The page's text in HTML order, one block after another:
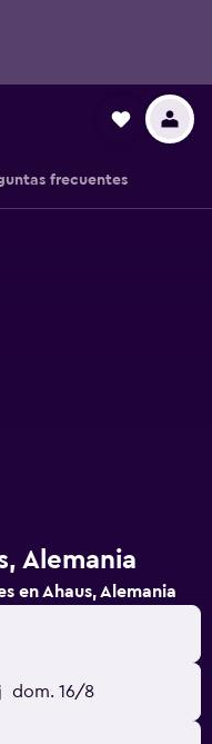
frecuentes
Alemania
en Ahaus, Alemania
dom. 16/8